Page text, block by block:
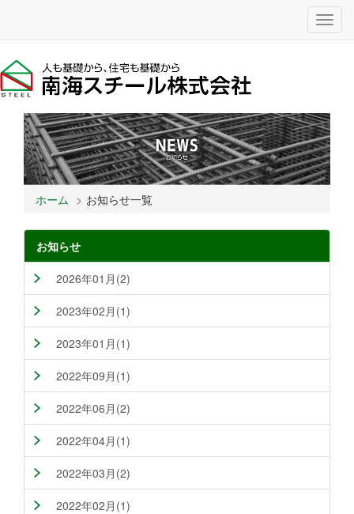
ホーム お知らせ一覧
お知らせ
2026年01月(2)
2023年02月(1)
2023年01月(1)
2022年09月(1)
2022年06月(2)
2022年04月(1)
2022年03月(2)
2022年02月(1)